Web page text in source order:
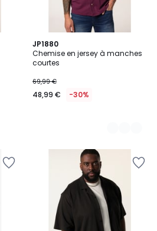
JP1880
Chemise en jersey à manches
courtes
69,99 €
48,99 € -30%
4
Couleurs